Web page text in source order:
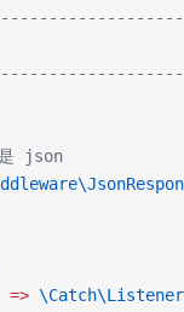
json
=>